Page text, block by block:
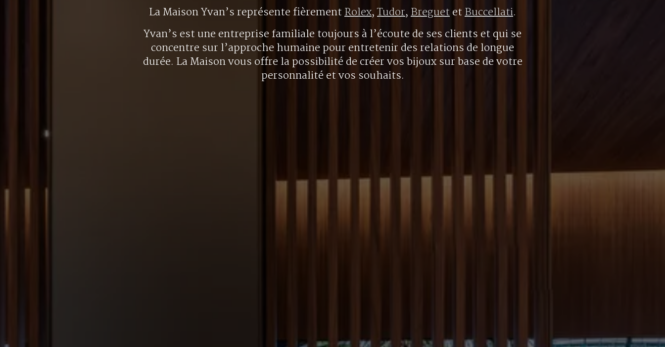
La Maison Yvan’s représente fièrementRolex,Tudor,BreguetetBuccellati.
Yvan’s est une entreprise familiale toujours à l’écoute de ses clients et qui se
concentre sur l’approche humaine pour entretenir des relations de longue
durée. La Maison vous offre la possibilité de créer vos bijoux sur base de votre
personnalité et vos souhaits.